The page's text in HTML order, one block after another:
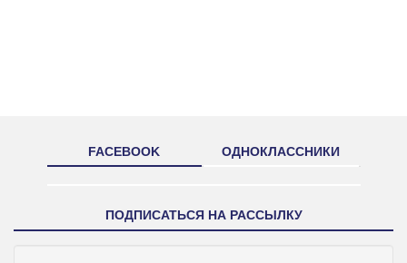
FACEBOOK ОДНОКЛАССНИКИ
ПОДПИСАТЬСЯ НА РАССЫЛКУ